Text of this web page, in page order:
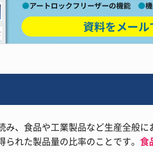
み、食品や工業製品など生産全般
れた製品量の比率のことです。 食